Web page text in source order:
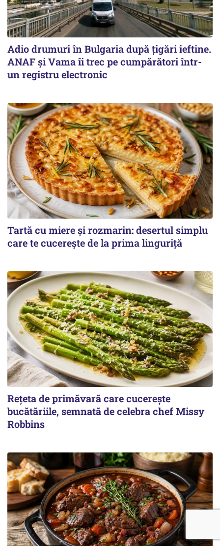
Adio drumuri în Bulgaria după țigări ieftine.
ANAF și Vama îi trec pe cumpărători într-
un registru electronic
Tartă cu miere și rozmarin: desertul simplu
care te cucerește de la prima linguriță
Rețeta de primăvară care cucerește
bucătăriile, semnată de celebra chef Missy
Robbins